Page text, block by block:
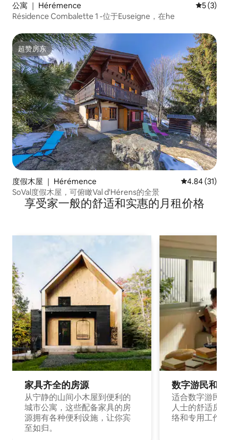
公寓 ｜ Hérémence 平均评分
5 (3)
Résidence Combalette 1 -位于Euseigne，在he
超赞房东
超赞房东
度假木屋 ｜ Hérémence 平均评分
4.84 (31)
SoVal度假木屋，可俯瞰Val d'Hérens的全景
享受家一般的舒适和实惠的月租价格
家具齐全的房源
从宁静的山间小木屋到便利的
城市公寓，这些配备家具的房
源拥有各种便利设施，让你宾
至如归。
数字游民和
适合数字游民
人士的舒适房
络和专用工作